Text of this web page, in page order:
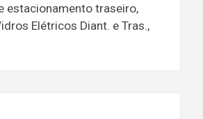
estacionamento traseiro,
Elétricos Diant. e Tras.,